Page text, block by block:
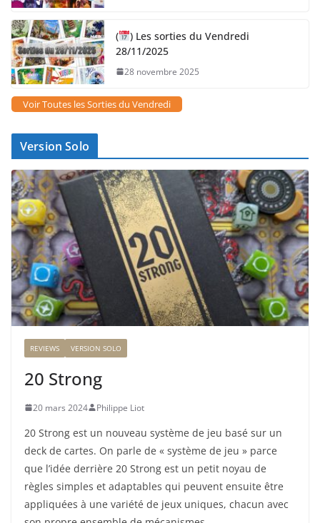
(
) Les sorties du Vendredi
28/11/2025
28 novembre 2025
Voir Toutes les Sorties du Vendredi
Version Solo
REVIEWS VERSION SOLO
20 Strong
20 mars 2024 Philippe Liot
20 Strong est un nouveau système de jeu basé sur un
deck de cartes. On parle de « système de jeu » parce
que l’idée derrière 20 Strong est un petit noyau de
règles simples et adaptables qui peuvent ensuite être
appliquées à une variété de jeux uniques, chacun avec